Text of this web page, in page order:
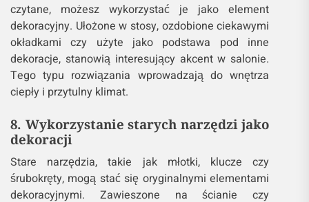
7. Stare książki jako element
dekoracyjny
Jeśli masz w domu stare książki, które już nie są
czytane, możesz wykorzystać je jako element
okładkami czy użyte jako podstawa pod inne
dekoracje, stanowią interesujący akcent w salonie.
Tego typu rozwiązania wprowadzają do wnętrza
ciepły i przytulny klimat.